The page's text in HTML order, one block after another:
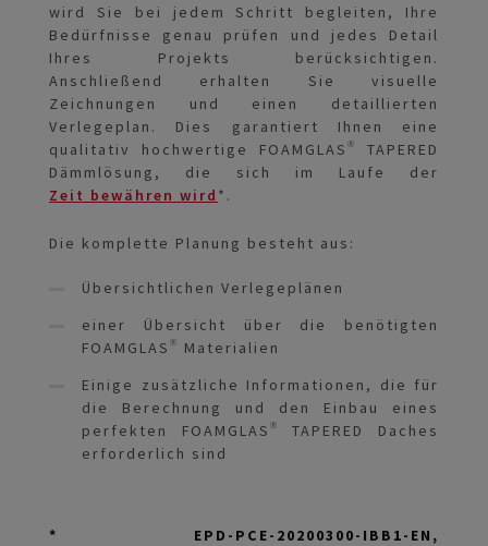
wird Sie bei jedem Schritt begleiten, Ihre
Bedürfnisse genau prüfen und jedes Detail
Ihres Projekts berücksichtigen.
Anschließend erhalten Sie visuelle
Zeichnungen und einen detaillierten
Verlegeplan. Dies garantiert Ihnen eine
qualitativ hochwertige FOAMGLAS® TAPERED
Dämmlösung, die sich im Laufe der
Zeit bewähren wird *.
Die komplette Planung besteht aus:
Übersichtlichen Verlegeplänen
einer Übersicht über die benötigten
FOAMGLAS® Materialien
Einige zusätzliche Informationen, die für
die Berechnung und den Einbau eines
perfekten FOAMGLAS® TAPERED Daches
erforderlich sind
* EPD-PCE-20200300-IBB1-EN,